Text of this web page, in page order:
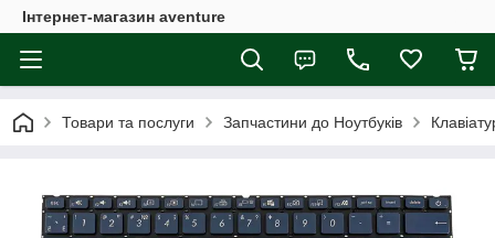
Інтернет-магазин aventure
Товари та послуги Запчастини до Ноутбуків